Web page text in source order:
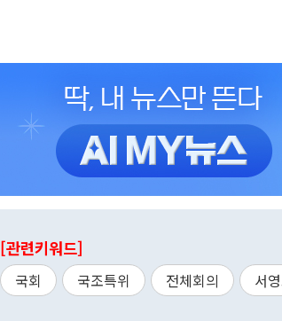
[관련키워드]
국회 국조특위 전체회의 서